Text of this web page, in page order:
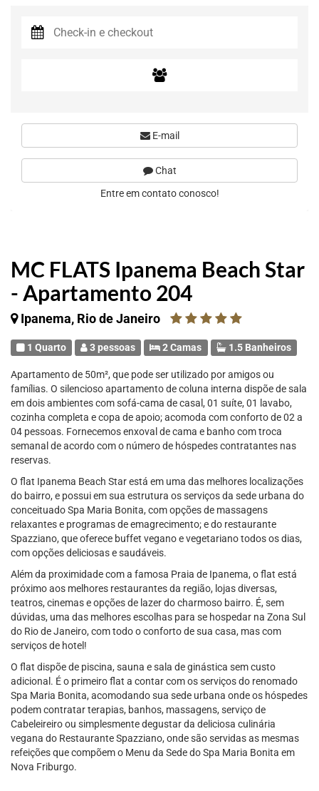
MC FLATS Ipanema Beach Star
- Apartamento 204
Ipanema, Rio de Janeiro
1 Quarto 3 pessoas 2 Camas 1.5 Banheiros
Apartamento de 50m², que pode ser utilizado por amigos ou
famílias. O silencioso apartamento de coluna interna dispõe de sala
em dois ambientes com sofá-cama de casal, 01 suíte, 01 lavabo,
cozinha completa e copa de apoio; acomoda com conforto de 02 a
04 pessoas. Fornecemos enxoval de cama e banho com troca
semanal de acordo com o número de hóspedes contratantes nas
reservas.
O flat Ipanema Beach Star está em uma das melhores localizações
do bairro, e possui em sua estrutura os serviços da sede urbana do
conceituado Spa Maria Bonita, com opções de massagens
relaxantes e programas de emagrecimento; e do restaurante
Spazziano, que oferece buffet vegano e vegetariano todos os dias,
com opções deliciosas e saudáveis.
Além da proximidade com a famosa Praia de Ipanema, o flat está
próximo aos melhores restaurantes da região, lojas diversas,
teatros, cinemas e opções de lazer do charmoso bairro. É, sem
dúvidas, uma das melhores escolhas para se hospedar na Zona Sul
do Rio de Janeiro, com todo o conforto de sua casa, mas com
serviços de hotel!
O flat dispõe de piscina, sauna e sala de ginástica sem custo
adicional. É o primeiro flat a contar com os serviços do renomado
Spa Maria Bonita, acomodando sua sede urbana onde os hóspedes
podem contratar terapias, banhos, massagens, serviço de
Cabeleireiro ou simplesmente degustar da deliciosa culinária
vegana do Restaurante Spazziano, onde são servidas as mesmas
refeições que compõem o Menu da Sede do Spa Maria Bonita em
Nova Friburgo.
E-mail
Chat
Entre em contato conosco!